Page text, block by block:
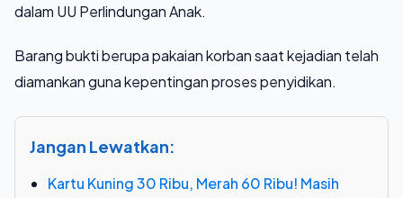
dalam UU Perlindungan Anak.
Barang bukti berupa pakaian korban saat kejadian telah
diamankan guna kepentingan proses penyidikan.
Jangan Lewatkan:
Kartu Kuning 30 Ribu, Merah 60 Ribu! Masih